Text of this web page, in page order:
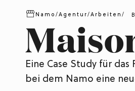
Namo /Agentur/Arbeiten /
Eine Case Study für
bei dem Namo eine